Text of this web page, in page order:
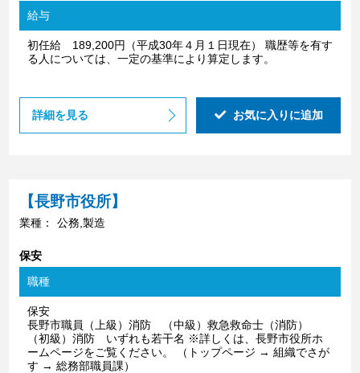
給与
初任給 189,200円（平成30年４月１日現在） 職歴等を有す
る人については、一定の基準により算定します。
詳細を見る お気に入りに追加
【長野市役所】
業種： 公務,製造
保安
職種
保安
長野市職員（上級）消防 （中級）救急救命士（消防）
（初級）消防 いずれも若干名 ※詳しくは、長野市役所ホ
ームページをご覧ください。 （トップページ → 組織でさが
す → 総務部職員課）